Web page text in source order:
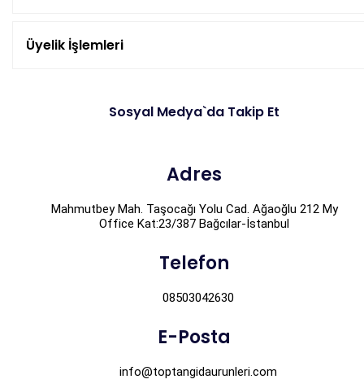
Üyelik İşlemleri
Sosyal Medya`da Takip Et
Adres
Mahmutbey Mah. Taşocağı Yolu Cad. Ağaoğlu 212 My
Office Kat:23/387 Bağcılar-İstanbul
Telefon
08503042630
E-Posta
info@toptangidaurunleri.com